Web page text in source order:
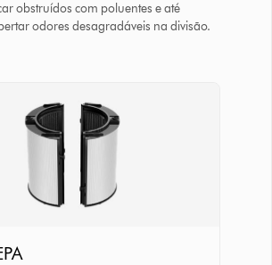
obstruídos com poluentes e até
odores desagradáveis na divisão.